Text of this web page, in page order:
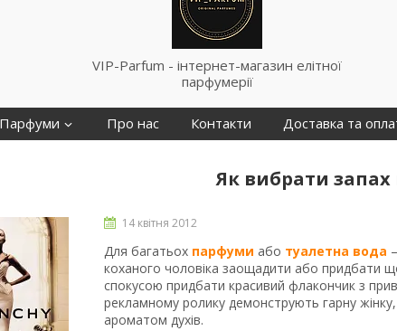
VIP-Parfum - інтернет-магазин елітної
парфумерії
Парфуми Про нас Контакти Доставка та
Як вибрати запах
14 квітня 2012
Для багатьох парфуми або туалетна вода
коханого чоловіка заощадити або придбати
спокусою придбати красивий флакончик з
рекламному ролику демонструють гарну
ароматом духів.